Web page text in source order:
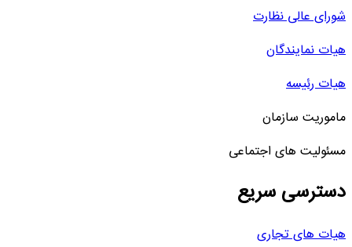
شورای عالی نظارت
هیات نمایندگان
هیات رئیسه
ماموریت سازمان
مسئولیت های اجتماعی
دسترسی سریع
هیات های تجاری